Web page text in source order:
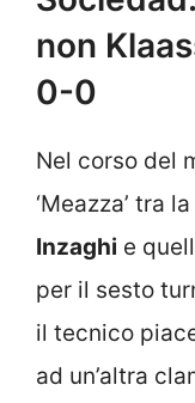
non
0-0
Nel corso del
‘Meazza’ tra
Inzaghi e
per il sesto
il tecnico
ad un’altra